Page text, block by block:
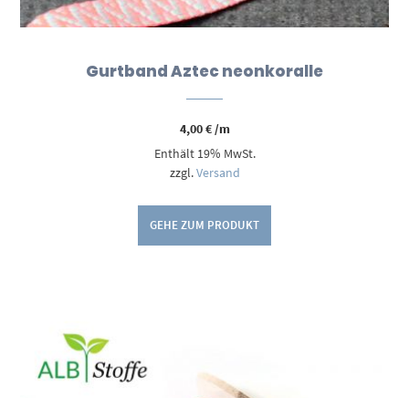
Gurtband Aztec neonkoralle
4,00€/m
Enthält 19% MwSt.
zzgl.Versand
GEHE ZUM PRODUKT